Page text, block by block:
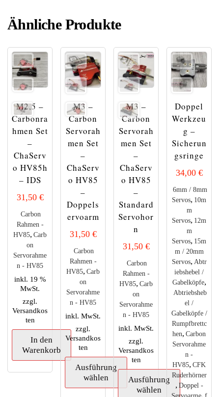
Ähnliche Produkte
M2,5 –
Carbonra
hmen Set
–
ChaServ
o HV85h
– IDS
31,50 €
Carbon
Rahmen -
HV85, Carb
on
Servorahme
n - HV85
inkl. 19 %
MwSt.
zzgl.
Versandkos
ten
In den
Warenkorb
M3 –
Carbon
Servorah
men Set
–
ChaServ
o HV85
–
Doppels
ervoarm
31,50 €
Carbon
Rahmen -
HV85, Carb
on
Servorahme
n - HV85
inkl. MwSt.
zzgl.
Versandkos
ten
Ausführung
wählen
M3 –
Carbon
Servorah
men Set
–
ChaServ
o HV85
–
Standard
Servohor
n
31,50 €
Carbon
Rahmen -
HV85, Carb
on
Servorahme
n - HV85
inkl. MwSt.
zzgl.
Versandkos
ten
Ausführung
wählen
Doppel
Werkzeu
g –
Sicherun
gsringe
34,00 €
6mm / 8mm
Servos, 10m
m
Servos, 12m
m
Servos, 15m
m / 20mm
Servos, Abtr
iebshebel /
Gabelköpfe,
Abtriebsheb
el /
Gabelköpfe /
Rumpfbrettc
hen, Carbon
Servorahme
n -
HV85, CFK
Ruderhörner
, Doppel -
,